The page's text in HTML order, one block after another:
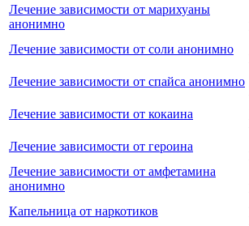
Лечение зависимости от марихуаны
анонимно
Лечение зависимости от соли анонимно
Лечение зависимости от спайса анонимно
Лечение зависимости от кокаина
Лечение зависимости от героина
Лечение зависимости от амфетамина
анонимно
Капельница от наркотиков